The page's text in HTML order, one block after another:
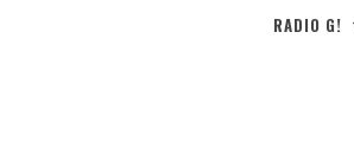
RADIO G!